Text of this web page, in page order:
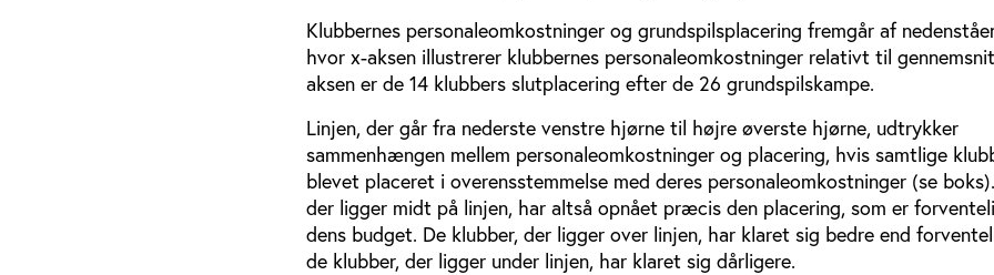
Klubbernes personaleomkostninger og grundspilsplacering fremgår af
hvor x-aksen illustrerer klubbernes personaleomkostninger relativt til
aksen er de 14 klubbers slutplacering efter de 26 grundspilskampe.
Linjen, der går fra nederste venstre hjørne til højre øverste hjørne, udtrykker
sammenhængen mellem personaleomkostninger og placering, hvis samtlige
blevet placeret i overensstemmelse med deres personaleomkostninger (se
der ligger midt på linjen, har altså opnået præcis den placering, som er
dens budget. De klubber, der ligger over linjen, har klaret sig bedre end
de klubber, der ligger under linjen, har klaret sig dårligere.